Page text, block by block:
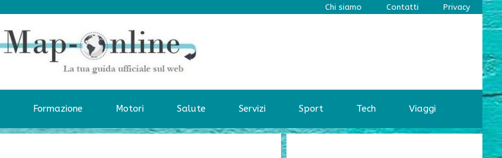
Chi siamo Contatti Privacy
Formazione Motori Salute Servizi Sport Tech Viaggi